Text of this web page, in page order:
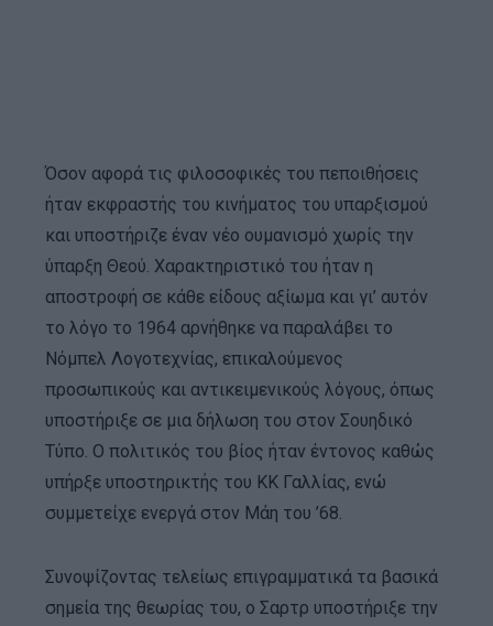
Όσον αφορά τις φιλοσοφικές του πεποιθήσεις
ήταν εκφραστής του κινήματος του υπαρξισμού
και υποστήριζε έναν νέο ουμανισμό χωρίς την
ύπαρξη Θεού. Χαρακτηριστικό του ήταν η
αποστροφή σε κάθε είδους αξίωμα και γι’ αυτόν
το λόγο το 1964 αρνήθηκε να παραλάβει το
Νόμπελ Λογοτεχνίας, επικαλούμενος
προσωπικούς και αντικειμενικούς λόγους, όπως
υποστήριξε σε μια δήλωση του στον Σουηδικό
Τύπο. Ο πολιτικός του βίος ήταν έντονος καθώς
υπήρξε υποστηρικτής του ΚΚ Γαλλίας, ενώ
συμμετείχε ενεργά στον Μάη του ’68.
Συνοψίζοντας τελείως επιγραμματικά τα βασικά
σημεία της θεωρίας του, ο Σαρτρ υποστήριξε την